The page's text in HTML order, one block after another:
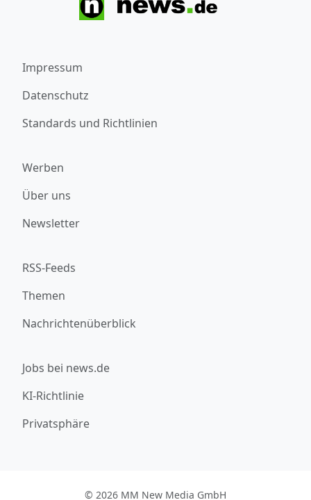
Impressum
Datenschutz
Standards und Richtlinien
Werben
Über uns
Newsletter
RSS-Feeds
Themen
Nachrichtenüberblick
Jobs bei news.de
KI-Richtlinie
Privatsphäre
© 2026 MM New Media GmbH